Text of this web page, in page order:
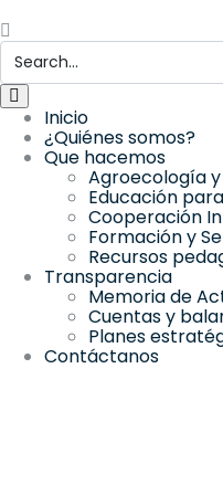
Inicio
¿Quiénes somos?
Que hacemos
Agroecología
Educación
Cooperación
Formación y
Recursos
Transparencia
Memoria de
Cuentas y
Planes
Contáctanos